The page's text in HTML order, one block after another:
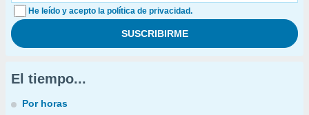
He leído y acepto la política de privacidad.
El tiempo...
Por horas